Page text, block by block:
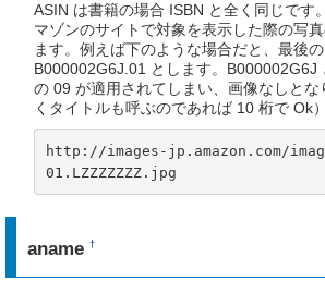
ASIN は書籍の場合 ISBN と全く同じです
マゾンのサイトで対象を表示した際の写
ます。例えば下のような場合だと、最後の
B000002G6J.01 とします。B000002G6J
の 09 が適用されてしまい、画像なしとな
くタイトルも呼ぶのであれば 10 桁で Ok）
http://images-jp.amazon.com/
01.LZZZZZZZ.jpg
aname†